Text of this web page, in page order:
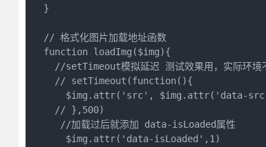
  }
  // 格式化图片加载地址函数
  function loadImg($img){
//setTimeout模拟延迟 测试效果用，实际环境
    // setTimeout(function(){
$img.attr('src', $img.attr('data-
    // },500)
     //加载过后就添加 data-isLoaded属性
      $img.attr('data-isLoaded',1)